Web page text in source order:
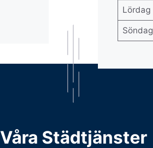
Lördag
Söndag
Våra Städtjänster